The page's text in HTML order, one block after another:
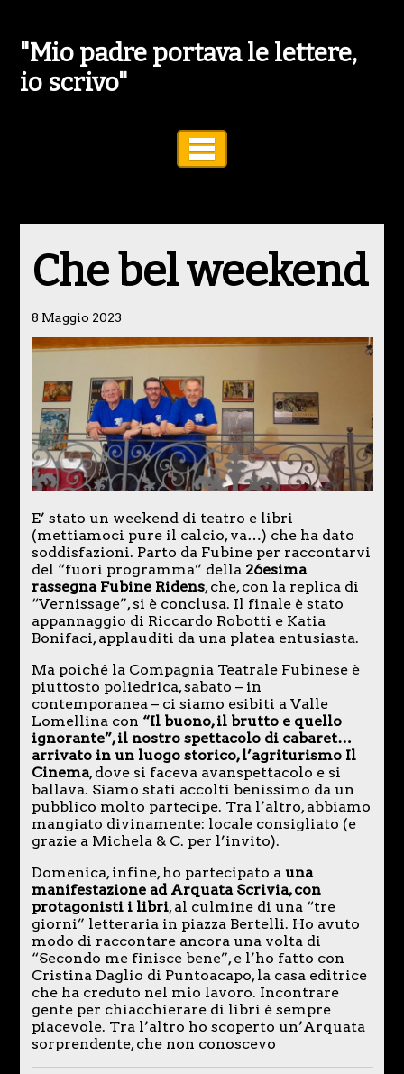
"Mio padre portava le lettere,
io scrivo"
Che bel weekend
8 Maggio 2023
E’ stato un weekend di teatro e libri
(mettiamoci pure il calcio, va…) che ha dato
soddisfazioni. Parto da Fubine per raccontarvi
del “fuori programma” della 26esima
rassegna Fubine Ridens, che, con la replica di
“Vernissage”, si è conclusa. Il finale è stato
appannaggio di Riccardo Robotti e Katia
Bonifaci, applauditi da una platea entusiasta.
Ma poiché la Compagnia Teatrale Fubinese è
piuttosto poliedrica, sabato – in
contemporanea – ci siamo esibiti a Valle
Lomellina con “Il buono, il brutto e quello
ignorante”, il nostro spettacolo di cabaret…
arrivato in un luogo storico, l’agriturismo Il
Cinema, dove si faceva avanspettacolo e si
ballava. Siamo stati accolti benissimo da un
pubblico molto partecipe. Tra l’altro, abbiamo
mangiato divinamente: locale consigliato (e
grazie a Michela & C. per l’invito).
Domenica, infine, ho partecipato a una
manifestazione ad Arquata Scrivia, con
protagonisti i libri, al culmine di una “tre
giorni” letteraria in piazza Bertelli. Ho avuto
modo di raccontare ancora una volta di
“Secondo me finisce bene”, e l’ho fatto con
Cristina Daglio di Puntoacapo, la casa editrice
che ha creduto nel mio lavoro. Incontrare
gente per chiacchierare di libri è sempre
piacevole. Tra l’altro ho scoperto un’Arquata
sorprendente, che non conoscevo